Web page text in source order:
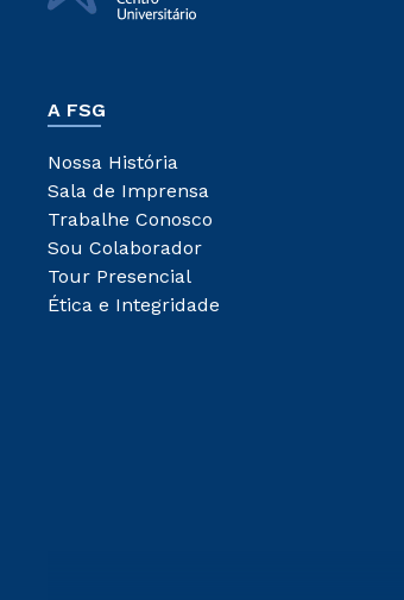
A FSG
Nossa História
Sala de Imprensa
Trabalhe Conosco
Sou Colaborador
Tour Presencial
Ética e Integridade